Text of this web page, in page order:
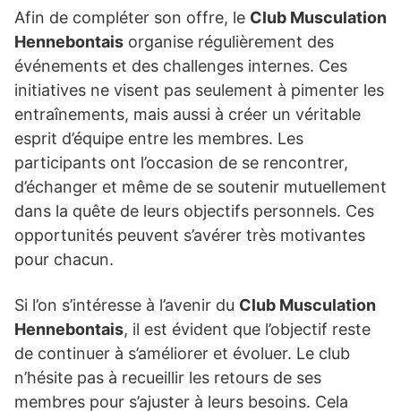
Afin de compléter son offre, le Club Musculation
Hennebontais organise régulièrement des
événements et des challenges internes. Ces
initiatives ne visent pas seulement à pimenter les
entraînements, mais aussi à créer un véritable
esprit d’équipe entre les membres. Les
participants ont l’occasion de se rencontrer,
d’échanger et même de se soutenir mutuellement
dans la quête de leurs objectifs personnels. Ces
opportunités peuvent s’avérer très motivantes
pour chacun.
Si l’on s’intéresse à l’avenir du Club Musculation
Hennebontais, il est évident que l’objectif reste
de continuer à s’améliorer et évoluer. Le club
n’hésite pas à recueillir les retours de ses
membres pour s’ajuster à leurs besoins. Cela